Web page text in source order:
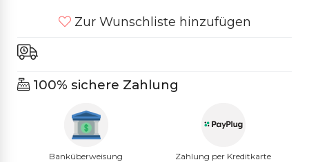
Zur Wunschliste hinzufügen
100% sichere Zahlung
Banküberweisung Zahlung per Kreditkarte